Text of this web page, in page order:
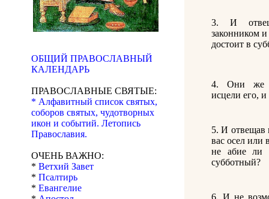
ОБЩИЙ ПРАВОСЛАВНЫЙ
КАЛЕНДАРЬ
ПРАВОСЛАВНЫЕ СВЯТЫЕ:
* Алфавитный список святых,
соборов святых, чудотворных
икон и событий. Летопись
Православия.
ОЧЕНЬ ВАЖНО:
* Ветхий Завет
* Псалтирь
* Евангелие
3. И
законником
достоит в
4. Они же
исцели его, и
5. И отвещав
вас осел или
не абие ли
субботный?
6. И не